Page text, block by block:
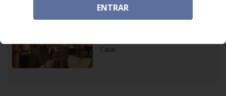
Caia!
ENTRAR